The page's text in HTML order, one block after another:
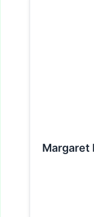
Margaret